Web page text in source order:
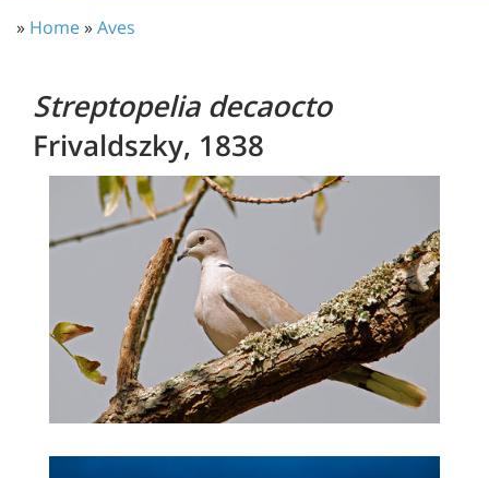
» Home»Aves
Streptopelia decaocto
Frivaldszky, 1838